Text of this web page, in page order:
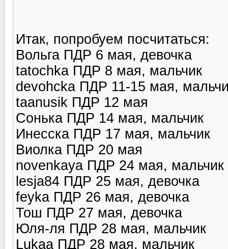
Итак, попробуем посчитаться:
Вольга ПДР 6 мая, девочка
tatochka ПДР 8 мая, мальчик
devohcka ПДР 11-15 мая,
taanusik ПДР 12 мая
Сонька ПДР 14 мая, мальчик
Инесска ПДР 17 мая, мальчик
Виолка ПДР 20 мая
novenkaya ПДР 24 мая, мальчик
lesja84 ПДР 25 мая, девочка
feyka ПДР 26 мая, девочка
Тош ПДР 27 мая, девочка
Юля-ля ПДР 28 мая, мальчик
Lukaa ПДР 28 мая, мальчик